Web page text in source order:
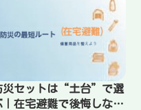
・体温・情報の8要素に分け、
庭で不足を見つけやすいチェ
クリストと、優先順位の付け
災セットは“土台”で選
｜在宅避難で後悔しない